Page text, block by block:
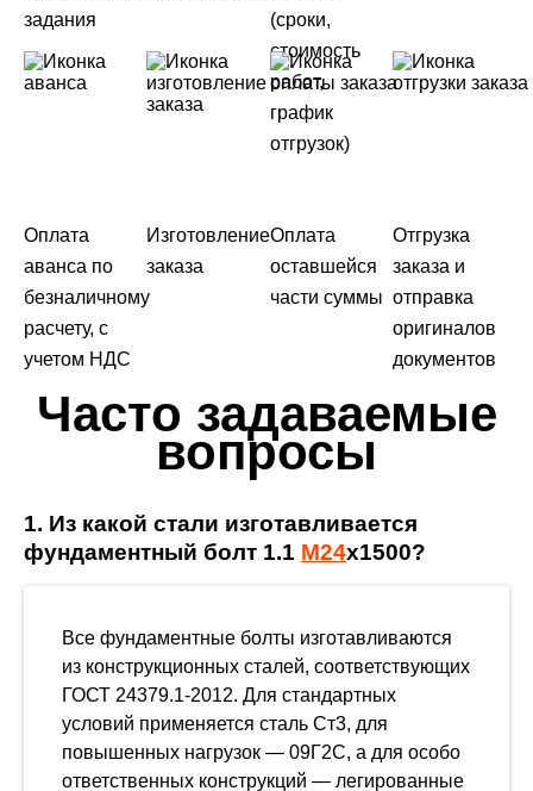
задания
(сроки,
стоимость
работ,
график
отгрузок)
Оплата
аванса по
безналичному
расчету, с
учетом НДС
Изготовление
заказа
Оплата
оставшейся
части суммы
Отгрузка
заказа и
отправка
оригиналов
документов
Часто задаваемые
вопросы
1. Из какой стали изготавливается
фундаментный болт 1.1 М24х1500?
Все фундаментные болты изготавливаются
из конструкционных сталей, соответствующих
ГОСТ 24379.1-2012. Для стандартных
условий применяется сталь Ст3, для
повышенных нагрузок — 09Г2С, а для особо
ответственных конструкций — легированные